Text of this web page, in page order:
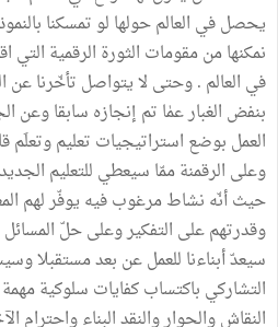
يحصل في العالم حولها لو تمسكنا
نمكنها من مقومات الثورة الرقمية التي
في العالم . وحتى لا يتواصل تأخّرنا عن
بنفض الغبار عمٰا تم إنجازه سابقا وعن
العمل بوضع استراتيجيات تعليم وتعلَم
وعلى الرقمنة ممّا سيعطي للتعليم
حيث أنّه نشاط مرغوب فيه يوفّر لهم
وقدرتهم على التفكير وعلى حلّ المسائل
سيعدّ أبناءنا للعمل عن بعد مستقبلا
التشاركي باكتساب كفايات سلوكية
النقاش والحوار والنقد البناء واحترام